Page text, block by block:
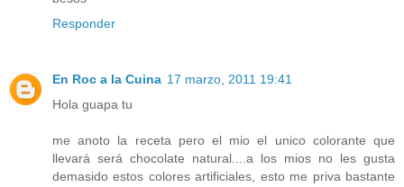
Responder
En Roc a la Cuina 17 marzo, 2011 19:41
Hola guapa tu
me anoto la receta pero el mio el unico colorante que
llevará será chocolate natural....a los mios no les gusta
demasido estos colores artificiales, esto me priva bastante